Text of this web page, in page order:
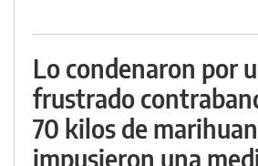
Lo condenaron por
frustrado
70 kilos de
impusieron una